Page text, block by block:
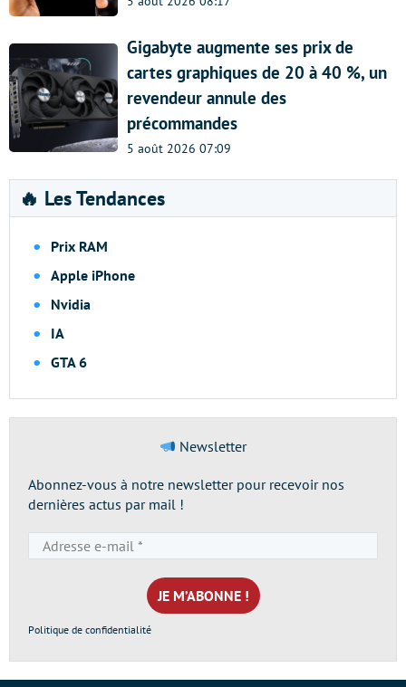
Gigabyte augmente ses prix de
cartes graphiques de 20 à 40 %, un
revendeur annule des
précommandes
5 août 2026 07:09
🔥 Les Tendances
Prix RAM
Apple iPhone
Nvidia
IA
GTA 6
Newsletter
Abonnez-vous à notre newsletter pour recevoir nos
dernières actus par mail !
e-
mail
*
Politique de confidentialité